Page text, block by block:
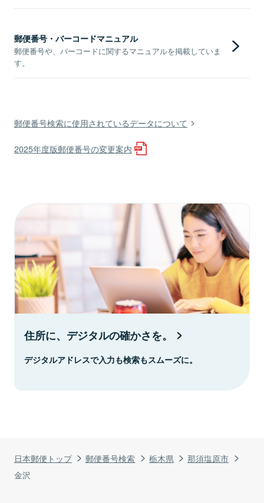
日本郵便トップ 郵便番号検索 栃木県
那須塩原市
金沢
郵便番号・バーコードマニュアル
郵便番号や、バーコードに関するマニュアルを掲載していま
す。
郵便番号検索に使用されているデータについて
2025年度版郵便番号の変更案内
住所に、デジタルの確かさを。
デジタルアドレスで入力も検索もスムーズに。